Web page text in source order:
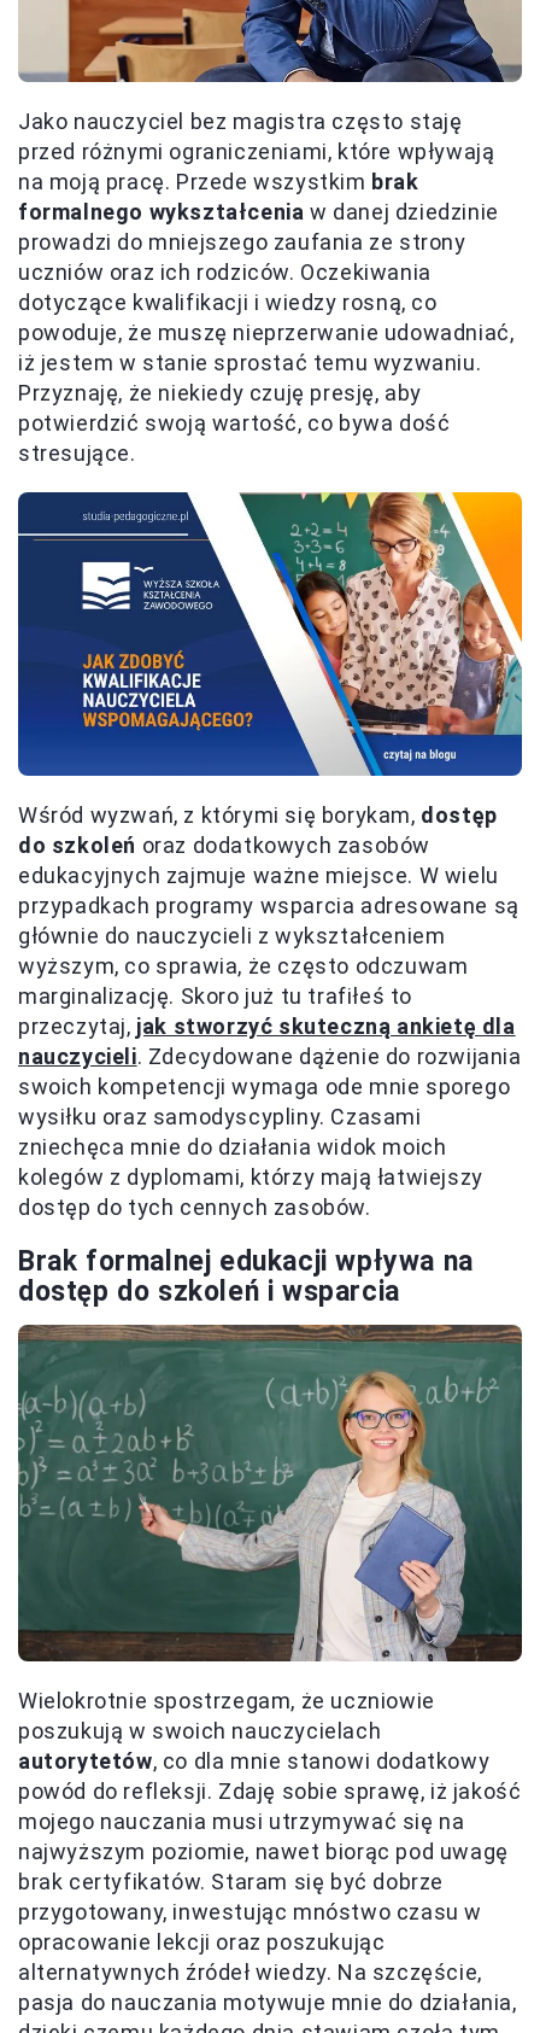
Jako nauczyciel bez magistra często staję
przed różnymi ograniczeniami, które wpływają
na moją pracę. Przede wszystkim brak
formalnego wykształcenia w danej dziedzinie
prowadzi do mniejszego zaufania ze strony
uczniów oraz ich rodziców. Oczekiwania
dotyczące kwalifikacji i wiedzy rosną, co
powoduje, że muszę nieprzerwanie udowadniać,
iż jestem w stanie sprostać temu wyzwaniu.
Przyznaję, że niekiedy czuję presję, aby
potwierdzić swoją wartość, co bywa dość
stresujące.
Wśród wyzwań, z którymi się borykam, dostęp
do szkoleń oraz dodatkowych zasobów
edukacyjnych zajmuje ważne miejsce. W wielu
przypadkach programy wsparcia adresowane są
głównie do nauczycieli z wykształceniem
wyższym, co sprawia, że często odczuwam
marginalizację. Skoro już tu trafiłeś to
przeczytaj, jak stworzyć skuteczną ankietę dla
nauczycieli. Zdecydowane dążenie do rozwijania
swoich kompetencji wymaga ode mnie sporego
wysiłku oraz samodyscypliny. Czasami
zniechęca mnie do działania widok moich
kolegów z dyplomami, którzy mają łatwiejszy
dostęp do tych cennych zasobów.
Brak formalnej edukacji wpływa na
dostęp do szkoleń i wsparcia
Wielokrotnie spostrzegam, że uczniowie
poszukują w swoich nauczycielach
autorytetów, co dla mnie stanowi dodatkowy
powód do refleksji. Zdaję sobie sprawę, iż jakość
mojego nauczania musi utrzymywać się na
najwyższym poziomie, nawet biorąc pod uwagę
brak certyfikatów. Staram się być dobrze
przygotowany, inwestując mnóstwo czasu w
opracowanie lekcji oraz poszukując
alternatywnych źródeł wiedzy. Na szczęście,
pasja do nauczania motywuje mnie do działania,